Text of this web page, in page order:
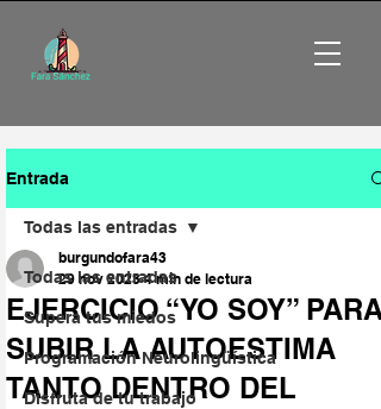
Entrada
Todas las entradas
Supera tus miedos
Programación Neurolingüística
Disfruta de tu trabajo
Todas las entradas
EJERCICIO “YO SOY” PARA
SUBIR LA AUTOESTIMA
TANTO DENTRO DEL
burgundofara43
29 nov 2023 4 min de lectura